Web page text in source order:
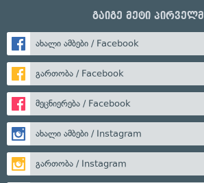
გაიგე მეტი
ახალი ამბები / Facebook
გართობა / Facebook
მეცნიერება / Facebook
ახალი ამბები / Instagram
გართობა / Instagram